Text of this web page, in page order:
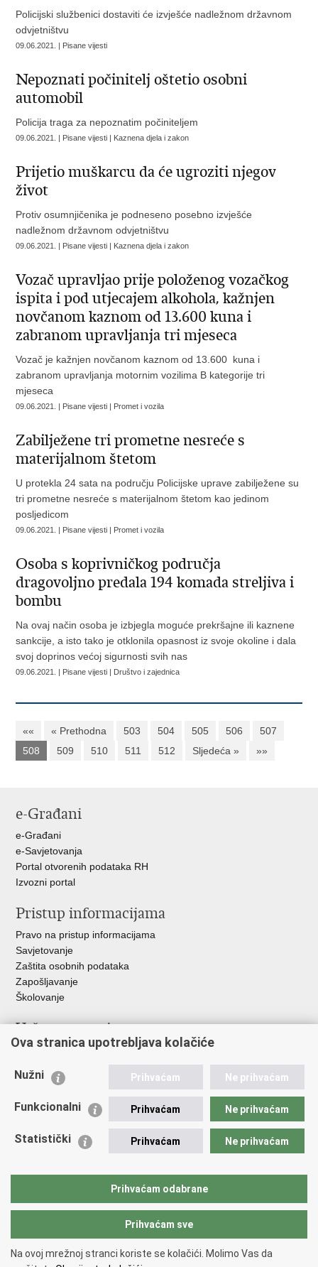
Policijski službenici dostaviti će izvješće nadležnom državnom
odvjetništvu
09.06.2021. | Pisane vijesti
Nepoznati počinitelj oštetio osobni
automobil
Policija traga za nepoznatim počiniteljem
09.06.2021. | Pisane vijesti | Kaznena djela i zakon
Prijetio muškarcu da će ugroziti njegov
život
Protiv osumnjičenika je podneseno posebno izvješće
nadležnom državnom odvjetništvu
09.06.2021. | Pisane vijesti | Kaznena djela i zakon
Vozač upravljao prije položenog vozačkog
ispita i pod utjecajem alkohola, kažnjen
novčanom kaznom od 13.600 kuna i
zabranom upravljanja tri mjeseca
Vozač je kažnjen novčanom kaznom od 13.600 kuna i
zabranom upravljanja motornim vozilima B kategorije tri
mjeseca
09.06.2021. | Pisane vijesti | Promet i vozila
Zabilježene tri prometne nesreće s
materijalnom štetom
U protekla 24 sata na području Policijske uprave zabilježene su
tri prometne nesreće s materijalnom štetom kao jedinom
posljedicom
09.06.2021. | Pisane vijesti | Promet i vozila
Osoba s koprivničkog područja
dragovoljno predala 194 komada streljiva i
bombu
Na ovaj način osoba je izbjegla moguće prekršajne ili kaznene
sankcije, a isto tako je otklonila opasnost iz svoje okoline i dala
svoj doprinos većoj sigurnosti svih nas
09.06.2021. | Pisane vijesti | Društvo i zajednica
«« « Prethodna 503 504 505 506
507
508
509 510 511 512 Sljedeća » »»
e-Građani
e-Građani
e-Savjetovanja
Portal otvorenih podataka RH
Izvozni portal
Pristup informacijama
Pravo na pristup informacijama
Savjetovanje
Zaštita osobnih podataka
Zapošljavanje
Školovanje
Važne poveznice
Ministarstvo unutarnjih poslova
Udruge
Policijska akademija
Zaklada policijske solidarnosti
Vučetić"
Copyright © 2026 Policijska uprava koprivničko-križevačka
Ova stranica upotrebljava kolačiće
Nužni Prihvaćam Ne prihvaćam
Funkcionalni Prihvaćam Ne prihvaćam
Statistički Prihvaćam Ne prihvaćam
Prihvaćam odabrane
Prihvaćam sve
Na ovoj mrežnoj stranci koriste se kolačići. Molimo Vas da